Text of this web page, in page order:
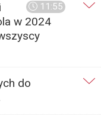
11:55
w 2024
do